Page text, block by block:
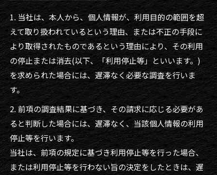
1. 当社は、本人から、個人情報が、利用目的の範囲を超
えて取り扱われているという理由、または不正の手段に
より取得されたものであるという理由により、その利用
の停止または消去(以下、「利用停止等」といいます。)
を求められた場合には、遅滞なく必要な調査を行いま
す。
2. 前項の調査結果に基づき、その請求に応じる必要があ
ると判断した場合には、遅滞なく、当該個人情報の利用
停止等を行います。
当社は、前項の規定に基づき利用停止等を行った場合、
または利用停止等を行わない旨の決定をしたときは、遅